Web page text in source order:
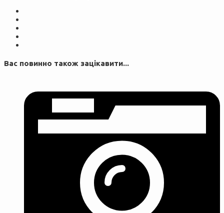
Вас повинно також зацікавити...